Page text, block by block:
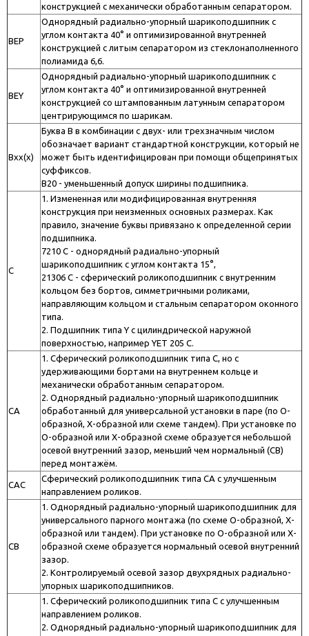
конструкцией с механически обработанным сепаратором.
BEP
Однорядный радиально-упорный шарикоподшипник с
углом контакта 40° и оптимизированной внутренней
конструкцией с литым сепаратором из стеклонаполненного
полиамида 6,6.
BEY
Однорядный радиально-упорный шарикоподшипник с
углом контакта 40° и оптимизированной внутренней
конструкцией со штампованным латунным сепаратором
центрирующимся по шарикам.
Bxx(x)
Буква B в комбинации с двух- или трехзначным числом
обозначает вариант стандартной конструкции, который не
может быть идентифицирован при помощи общепринятых
суффиксов.
B20 - уменьшенный допуск ширины подшипника.
C
1. Измененная или модифицированная внутренняя
конструкция при неизменных основных размерах. Как
правило, значение буквы привязано к определенной серии
подшипника.
7210 C - однорядный радиально-упорный
шарикоподшипник с углом контакта 15°,
21306 C - сферический роликоподшипник с внутренним
кольцом без бортов, симметричными роликами,
направляющим кольцом и стальным сепаратором оконного
типа.
2. Подшипник типа Y с цилиндрической наружной
поверхностью, например YET 205 C.
CA
1. Сферический роликоподшипник типа C, но с
удерживающими бортами на внутреннем кольце и
механически обработанным сепаратором.
2. Однорядный радиально-упорный шарикоподшипник
обработанный для универсальной установки в паре (по О-
образной, Х-образной или схеме тандем). При установке по
О-образной или Х-образной схеме образуется небольшой
осевой внутренний зазор, меньший чем нормальный (СВ)
перед монтажём.
CAC
Сферический роликоподшипник типа CA с улучшенным
направлением роликов.
CB
1. Однорядный радиально-упорный шарикоподшипник для
универсального парного монтажа (по схеме О-образной, Х-
образной или тандем). При установке по О-образной или Х-
образной схеме образуется нормальный осевой внутренний
зазор.
2. Контролируемый осевой зазор двухрядных радиально-
упорных шарикоподшипников.
1. Сферический роликоподшипник типа C с улучшенным
направлением роликов.
2. Однорядный радиально-упорный шарикоподшипник для